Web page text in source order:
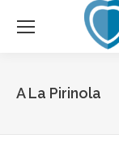
A La Pirinola